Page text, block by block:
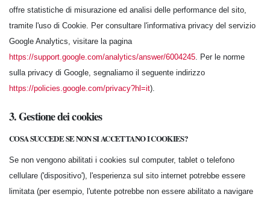
offre statistiche di misurazione ed analisi delle performance del sito,
tramite l'uso di Cookie. Per consultare l'informativa privacy del servizio
Google Analytics, visitare la pagina
https://support.google.com/analytics/answer/6004245. Per le norme
sulla privacy di Google, segnaliamo il seguente indirizzo
https://policies.google.com/privacy?hl=it).
3. Gestione dei cookies
COSA SUCCEDE SE NON SI ACCETTANO I COOKIES?
Se non vengono abilitati i cookies sul computer, tablet o telefono
cellulare ('dispositivo'), l'esperienza sul sito internet potrebbe essere
limitata (per esempio, l'utente potrebbe non essere abilitato a navigare